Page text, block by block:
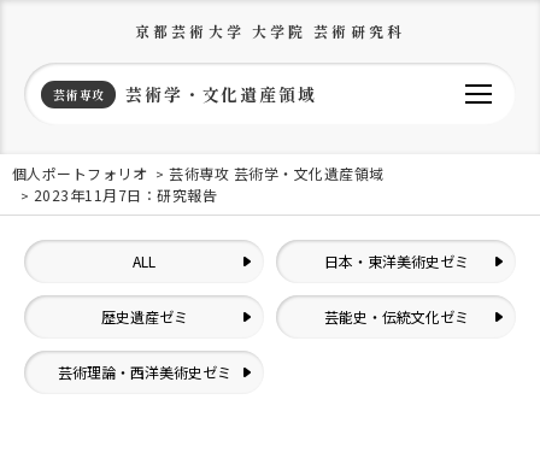
京都芸術大学 大学院 芸術研究科
芸術専攻 芸術学・文化遺産領域
個人ポートフォリオ
芸術専攻 芸術学・文化遺産領域
2023年11月7日：研究報告
ALL 日本・東洋美術史ゼミ
歴史遺産ゼミ 芸能史・伝統文化ゼミ
芸術理論・西洋美術史ゼミ